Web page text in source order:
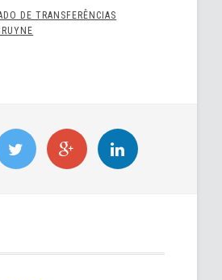
DE TRANSFERÊNCIAS